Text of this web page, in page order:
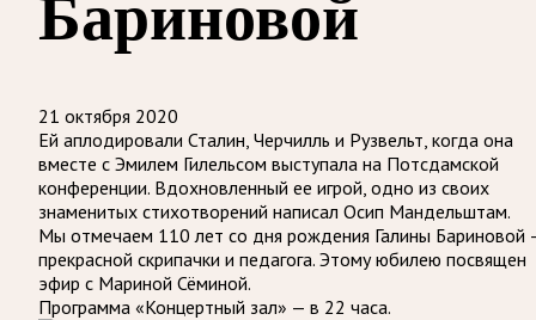
Бариновой
21 октября 2020
Ей аплодировали Сталин, Черчилль и Рузвельт, когда она
вместе с Эмилем Гилельсом выступала на Потсдамской
конференции. Вдохновленный ее игрой, одно из своих
знаменитых стихотворений написал Осип Мандельштам.
Мы отмечаем 110 лет со дня рождения Галины Бариновой
прекрасной скрипачки и педагога. Этому юбилею посвящен
эфир с Мариной Сёминой.
Программа «Концертный зал» — в 22 часа.